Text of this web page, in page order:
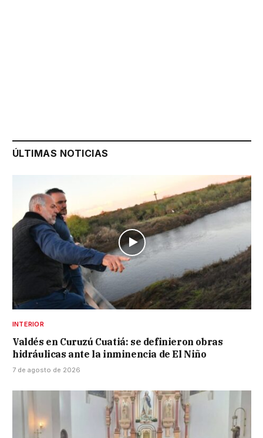
ÚLTIMAS NOTICIAS
INTERIOR
Valdés en Curuzú Cuatiá: se definieron obras
hidráulicas ante la inminencia de El Niño
7 de agosto de 2026